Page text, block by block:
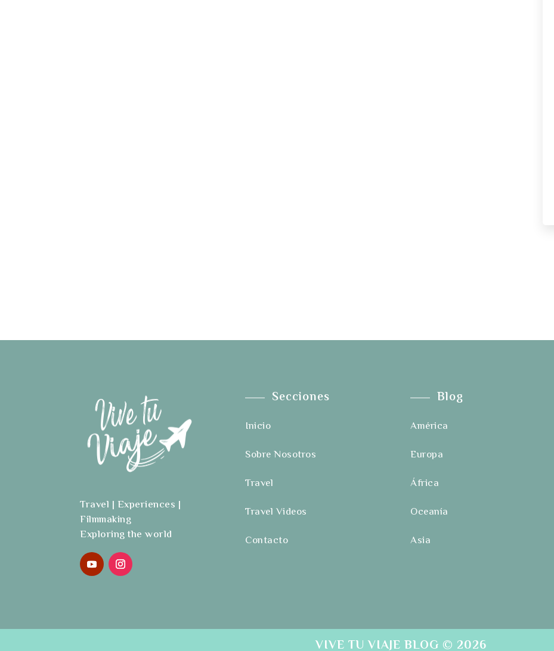
Travel | Experiences |
Filmmaking
Exploring the world
Secciones
Inicio
Sobre Nosotros
Travel
Travel Videos
Contacto
Blog
América
Europa
África
Oceanía
Asia
VIVE TU VIAJE BLOG © 2026